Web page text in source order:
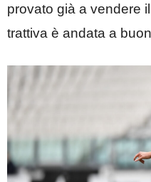
provato già a vendere
trattiva è andata a